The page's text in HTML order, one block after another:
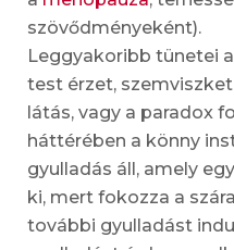
szövődményeként).
Leggyakoribb tünetei
test érzet,
látás, vagy a paradox
háttérében a könny
gyulladás áll, amely
ki, mert fokozza a
további gyulladást